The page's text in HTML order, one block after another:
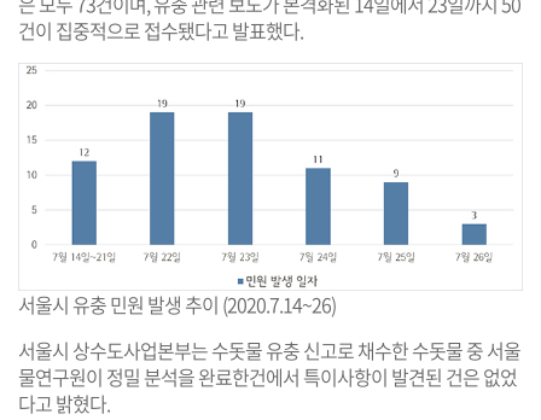
건이 집중적으로 접수됐다고 발표했다.
서울시 유충 민원 발생 추이 (2020.7.14~26)
서울시 상수도사업본부는 수돗물 유충 신고로 채수한 수돗물 중 서울
물연구원이 정밀 분석을 완료한건에서 특이사항이 발견된 건은 없었
다고 밝혔다.